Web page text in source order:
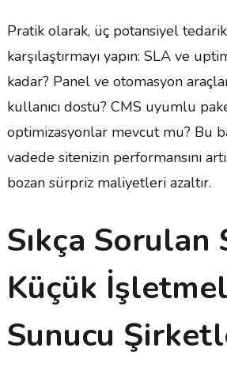
Pratik olarak, üç potansiyel
karşılaştırmayı yapın: SLA ve
kadar? Panel ve otomasyon
kullanıcı dostu? CMS uyumlu
optimizasyonlar mevcut mu? Bu
vadede sitenizin performansını
bozan sürpriz maliyetleri azaltır.
Sıkça Sorulan
Küçük
Sunucu